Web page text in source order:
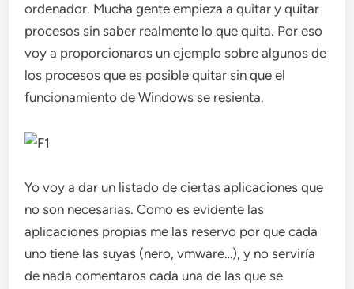
ordenador. Mucha gente empieza a quitar y quitar
procesos sin saber realmente lo que quita. Por eso
voy a proporcionaros un ejemplo sobre algunos de
los procesos que es posible quitar sin que el
funcionamiento de Windows se resienta.
Yo voy a dar un listado de ciertas aplicaciones que
no son necesarias. Como es evidente las
aplicaciones propias me las reservo por que cada
uno tiene las suyas (nero, vmware…), y no serviría
de nada comentaros cada una de las que se